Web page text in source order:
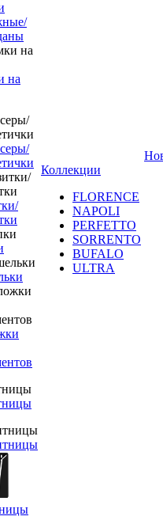
на
Коллекции
FLORENCE
NAPOLI
PERFETTO
SORRENTO
BUFALO
ULTRA